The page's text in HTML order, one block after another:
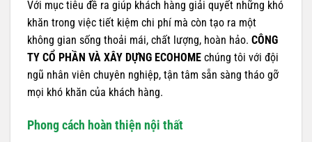
Với mục tiêu đề ra giúp khách hàng giải quyết những khó
khăn trong việc tiết kiệm chi phí mà còn tạo ra một
không gian sống thoải mái, chất lượng, hoàn hảo. CÔNG
TY CỔ PHẦN VÀ XÂY DỰNG ECOHOME chúng tôi với đội
ngũ nhân viên chuyên nghiệp, tận tâm sẵn sàng tháo gỡ
mọi khó khăn của khách hàng.
Phong cách hoàn thiện nội thất